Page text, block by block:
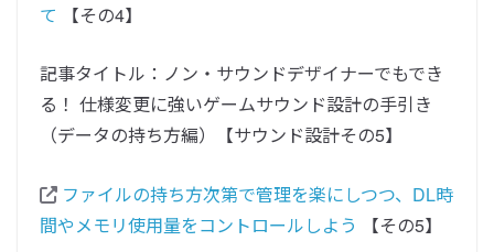
て 【その4】
記事タイトル：ノン・サウンドデザイナーでもでき
る！ 仕様変更に強いゲームサウンド設計の手引き
（データの持ち方編）【サウンド設計その5】
ファイルの持ち方次第で管理を楽にしつつ、DL時
間やメモリ使用量をコントロールしよう
【その5】